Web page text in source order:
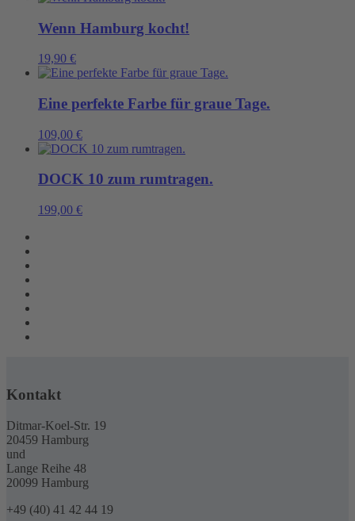
Wenn Hamburg kocht!
19,90 €
Eine perfekte Farbe für graue Tage.
109,00 €
DOCK 10 zum rumtragen.
199,00 €
Kontakt
Ditmar-Koel-Str. 19
20459 Hamburg
und
Lange Reihe 48
20099 Hamburg
+49 (40) 41 42 44 19